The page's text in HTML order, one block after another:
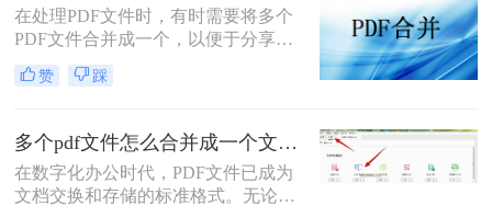
PDF合并指南，助你告别效率低下与
安全隐患。
在处理PDF文件时，有时需要将多个
PDF文件合并成一个，以便于分享、
存储或打印。那么如何把5个pdf弄成
一个呢？本文将介绍两种将五个PDF
赞 踩
多个pdf文件怎么合并成一个文件？从新手到高手的完整指南！
在数字化办公时代，PDF文件已成为
文档交换和存储的标准格式。无论是